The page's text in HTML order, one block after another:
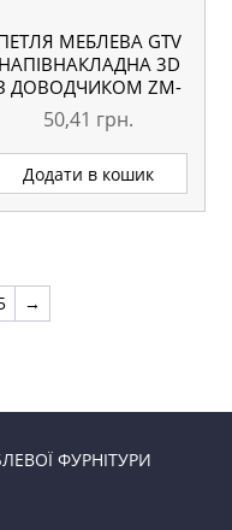
МЕБЛЕВА GTV
НАПІВНАКЛАДНА 3D
ДОВОДЧИКОМ ZM-
DCHC08-3DBEO
50,41 грн.
Додати в кошик
→
ФУРНІТУРИ